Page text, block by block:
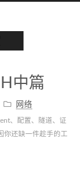
中篇
网络
、配置、隧道、证
你还缺一件趁手的工